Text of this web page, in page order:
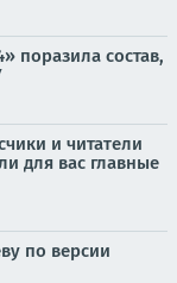
поразила состав,
и читатели
для вас главные
по версии